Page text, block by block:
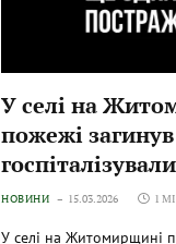
У селі на
пожежі
госпіталізували
НОВИНИ 15.03.2026 1
У селі на Житомирщині